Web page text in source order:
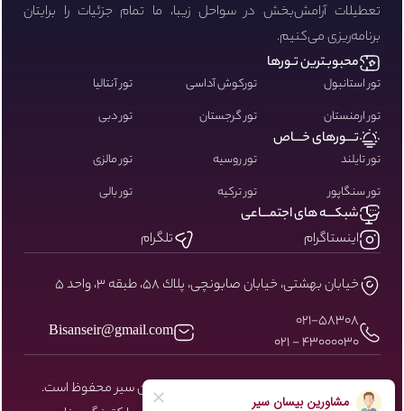
تعطیلات آرامش‌بخش در سواحل زیبا، ما تمام جزئیات را برایتان
برنامه‌ریزی می‌کنیم.
محبوبـترین تـورها
تور استانبول تورکوش آداسی
تور آنتالیا
تور ارمنستان
تور گرجستان تور دبی
تـــورهای خـــاص
تور تایلند تور روسیه
تور مالزی
تور سنگاپور
تور ترکیه تور بالی
شبکـــه های اجتمـــاعی
اینستاگرام
تلگرام
خيابان بهشتى، خيابان صابونچى، پلاك ٥٨، طبقه ٣، واحد ٥
۰۲۱-58308
43000030 - 021
Bisanseir@gmail.com
کلیه حقوق مادی و معنوی سایت نزد بیسان سیر محفوظ است.